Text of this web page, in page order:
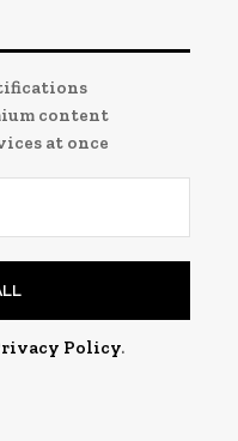
content
at once
Policy.